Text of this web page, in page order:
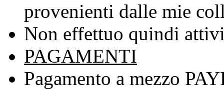
provenienti dalle mie
Non effettuo quindi
PAGAMENTI
Pagamento a mezzo